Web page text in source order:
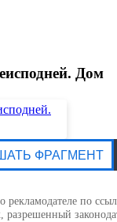
Дом
рекламодателе по
разрешенный